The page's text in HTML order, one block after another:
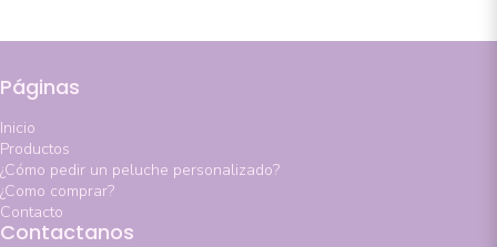
Páginas
Inicio
Productos
¿Cómo pedir un peluche personalizado?
¿Como comprar?
Contacto
Contactanos